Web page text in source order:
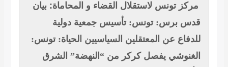
مركز تونس لاستقلال القضاء و المحاماة: بيان
قدس برس: تونس: تأسيس جمعية دولية
للدفاع عن المعتقلين السياسيين الحياة: تونس:
الغنوشي يفصل كركر من “النهضة” الشرق